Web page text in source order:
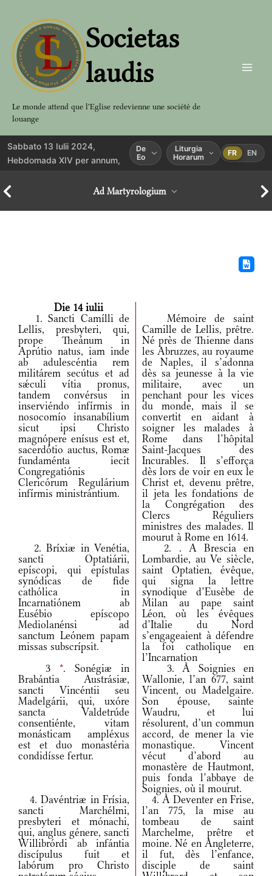
contenu
Societas
laudis
Le monde attend que l'Eglise redevienne une société de
louange
Sabbato 13 Iulii 2024,
Hebdomada XIV per annum,
De
Eo
Liturgia
Horarum
FR EN
Ad Martyrologium
Die 14 iulii
1. Sancti Camílli de
Lellis, presbyteri, qui,
prope Theánum in
Aprútio natus, iam inde
ab adulescéntia rem
militárem secútus et ad
sǽculi vítia pronus,
tandem convérsus in
inserviéndo infírmis in
nosocomío insanabílium
sicut ipsi Christo
magnópere enísus est et,
sacerdótio auctus, Romæ
fundaménta iecit
Congregatiónis
Clericórum Regulárium
infírmis ministrántium.
Mémoire de saint
Camille de Lellis, prêtre.
Né près de Thienne dans
les Abruzzes, au royaume
de Naples, il s’adonna
dès sa jeunesse à la vie
militaire, avec un
penchant pour les vices
du monde, mais il se
convertit en aidant à
soigner les malades à
Rome dans l’hôpital
Saint-Jacques des
Incurables. Il s’efforça
dès lors de voir en eux le
Christ et, devenu prêtre,
il jeta les fondations de
la Congrégation des
Clercs Réguliers
ministres des malades. Il
mourut à Rome en 1614.
2. Bríxiæ in Venétia,
sancti Optatiárii,
epíscopi, qui epístulas
synódicas de fide
cathólica in
Incarnatiónem ab
Eusébio epíscopo
Mediolanénsi ad
sanctum Leónem papam
missas subscrípsit.
2. . A Brescia en
Lombardie, au Ve siècle,
saint Optatien, évêque,
qui signa la lettre
synodique d’Eusèbe de
Milan au pape saint
Léon, où les évêques
d’Italie du Nord
s’engageaient à défendre
la foi catholique en
l’Incarnation
3 *. Sonégiæ in
Brabántia Austrásiæ,
sancti Vincéntii seu
Madelgárii, qui, uxóre
sancta Valdetrúde
consentiénte, vitam
monásticam ampléxus
est et duo monastéria
condidísse fertur.
3. À Soignies en
Wallonie, l’an 677, saint
Vincent, ou Madelgaire.
Son épouse, sainte
Waudru, et lui
résolurent, d’un commun
accord, de mener la vie
monastique. Vincent
vécut d’abord au
monastère de Hautmont,
puis fonda l’abbaye de
Soignies, où il mourut.
4. Davéntriæ in Frísia,
sancti Marchélmi,
presbyteri et mónachi,
qui, anglus génere, sancti
Willibrórdi ab infántia
discípulus fuit et
labórum pro Christo
4. À Deventer en Frise,
l’an 775, la mise au
tombeau de saint
Marchelme, prêtre et
moine. Né en Angleterre,
il fut, dès l’enfance,
disciple de saint